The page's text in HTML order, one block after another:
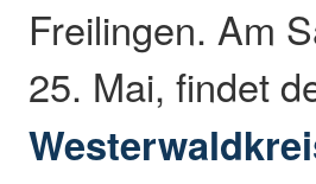
Freilingen. Am
25. Mai, findet